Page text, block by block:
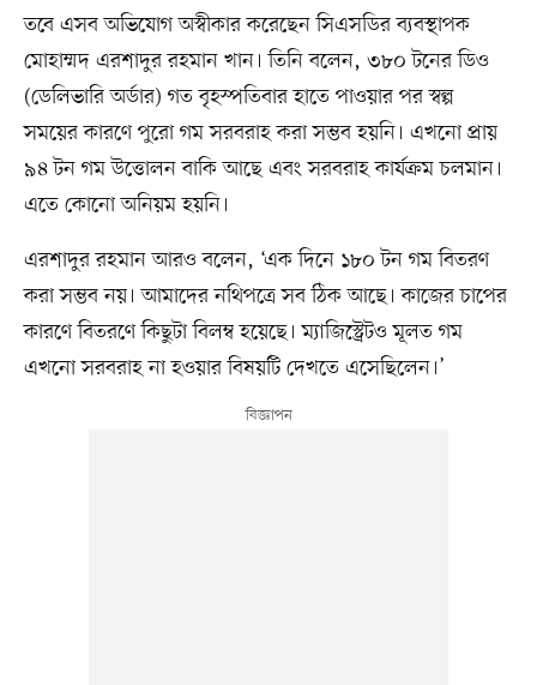
তবে এসব অভিযোগ অস্বীকার করেছেন সিএসডির ব্যবস্থাপক
মোহাম্মদ এরশাদুর রহমান খান। তিনি বলেন, ৩৮০ টনের ডিও
(ডেলিভারি অর্ডার) গত বৃহস্পতিবার হাতে পাওয়ার পর স্বল্প
সময়ের কারণে পুরো গম সরবরাহ করা সম্ভব হয়নি। এখনো প্রায়
৯৪ টন গম উত্তোলন বাকি আছে এবং সরবরাহ কার্যক্রম চলমান।
এতে কোনো অনিয়ম হয়নি।
এরশাদুর রহমান আরও বলেন, ‘এক দিনে ১৮০ টন গম বিতরণ
করা সম্ভব নয়। আমাদের নথিপত্রে সব ঠিক আছে। কাজের চাপের
কারণে বিতরণে কিছুটা বিলম্ব হয়েছে। ম্যাজিস্ট্রেটও মূলত গম
এখনো সরবরাহ না হওয়ার বিষয়টি দেখতে এসেছিলেন।’